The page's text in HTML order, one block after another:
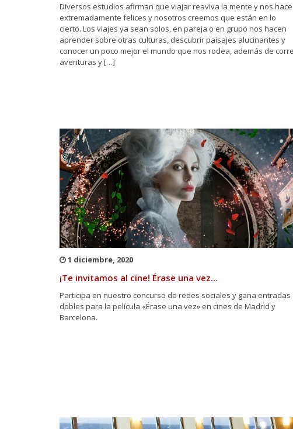
Diversos estudios afirman que viajar reaviva la mente y nos hace
extremadamente felices y nosotros creemos que están en lo
cierto. Los viajes ya sean solos, en pareja o en grupo nos hacen
aprender sobre otras culturas, descubrir paisajes alucinantes y
conocer un poco mejor el mundo que nos rodea, además de
aventuras y […]
1 diciembre, 2020
¡Te invitamos al cine! Érase una vez…
Participa en nuestro concurso de redes sociales y gana entradas
dobles para la película «Érase una vez» en cines de Madrid y
Barcelona.